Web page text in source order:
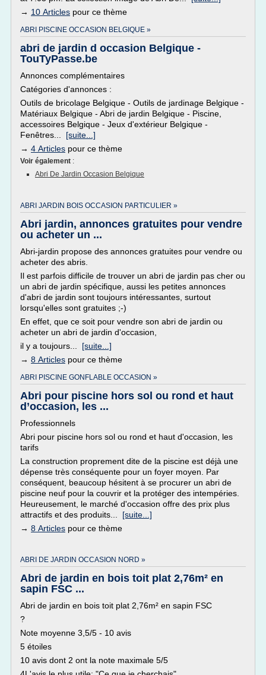
→ 10 Articles pour ce thème
ABRI PISCINE OCCASION BELGIQUE »
abri de jardin d occasion Belgique -
TouTyPasse.be
Annonces complémentaires
Catégories d'annonces :
Outils de bricolage Belgique - Outils de jardinage Belgique -
Matériaux Belgique - Abri de jardin Belgique - Piscine,
accessoires Belgique - Jeux d'extérieur Belgique -
Fenêtres... [suite...]
→ 4 Articles pour ce thème
Voir également :
Abri De Jardin Occasion Belgique
ABRI JARDIN BOIS OCCASION PARTICULIER »
Abri jardin, annonces gratuites pour vendre
ou acheter un ...
Abri-jardin propose des annonces gratuites pour vendre ou
acheter des abris.
Il est parfois difficile de trouver un abri de jardin pas cher ou
un abri de jardin spécifique, aussi les petites annonces
d'abri de jardin sont toujours intéressantes, surtout
lorsqu'elles sont gratuites ;-)
En effet, que ce soit pour vendre son abri de jardin ou
acheter un abri de jardin d'occasion,
il y a toujours... [suite...]
→ 8 Articles pour ce thème
ABRI PISCINE GONFLABLE OCCASION »
Abri pour piscine hors sol ou rond et haut
d’occasion, les ...
Professionnels
Abri pour piscine hors sol ou rond et haut d'occasion, les
tarifs
La construction proprement dite de la piscine est déjà une
dépense très conséquente pour un foyer moyen. Par
conséquent, beaucoup hésitent à se procurer un abri de
piscine neuf pour la couvrir et la protéger des intempéries.
Heureusement, le marché d'occasion offre des prix plus
attractifs et des produits... [suite...]
→ 8 Articles pour ce thème
ABRI DE JARDIN OCCASION NORD »
Abri de jardin en bois toit plat 2,76m² en
sapin FSC ...
Abri de jardin en bois toit plat 2,76m² en sapin FSC
?
Note moyenne 3,5/5 - 10 avis
5 étoiles
10 avis dont 2 ont la note maximale 5/5